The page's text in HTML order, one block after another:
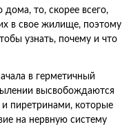
то, скорее всего,
в свое жилище, поэтому
узнать, почему и что
в герметичный
высвобождаются
пиретринами, которые
на нервную систему